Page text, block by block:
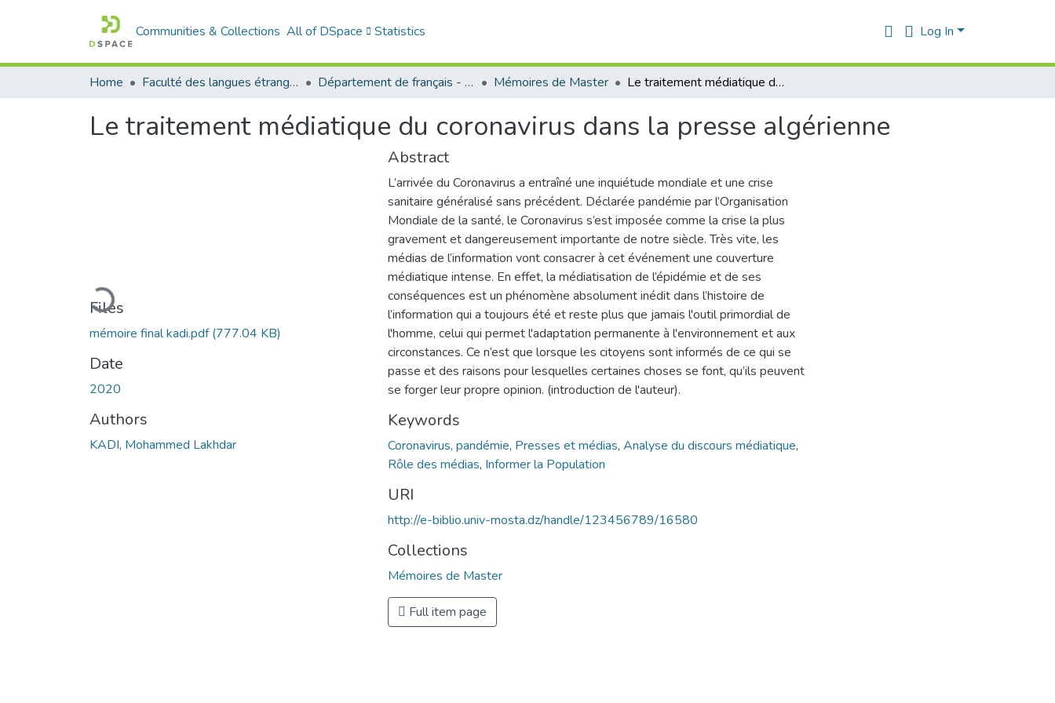
Communities & Collections All of DSpace Statistics Log In
Home Faculté des langues étrangères Département de français - قسم اللغة الفرنسية Mémoires de Master Le traitement médiatique du coronavirus dans la presse algérienne
Le traitement médiatique du coronavirus dans la presse algérienne
Loading...
Files
mémoire final kadi.pdf(777.04 KB)
Date
2020
Authors
KADI, Mohammed Lakhdar
Abstract
L’arrivée du Coronavirus a entraîné une inquiétude mondiale et une crise
sanitaire généralisé sans précédent. Déclarée pandémie par l’Organisation
Mondiale de la santé, le Coronavirus s’est imposée comme la crise la plus
gravement et dangereusement importante de notre siècle. Très vite, les
médias de l’information vont consacrer à cet événement une couverture
médiatique intense. En effet, la médiatisation de l’épidémie et de ses
conséquences est un phénomène absolument inédit dans l’histoire de
l’information qui a toujours été et reste plus que jamais l'outil primordial de
l'homme, celui qui permet l'adaptation permanente à l'environnement et aux
circonstances. Ce n’est que lorsque les citoyens sont informés de ce qui se
passe et des raisons pour lesquelles certaines choses se font, qu’ils peuvent
se forger leur propre opinion. (introduction de l'auteur).
Keywords
Coronavirus, pandémie, Presses et médias, Analyse du discours médiatique,
Rôle des médias, Informer la Population
URI
http://e-biblio.univ-mosta.dz/handle/123456789/16580
Collections
Mémoires de Master
Full item page